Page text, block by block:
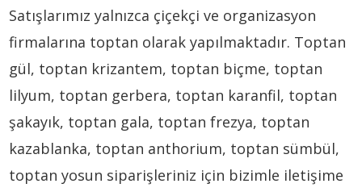
Satışlarımız yalnızca çiçekçi ve organizasyon
firmalarına toptan olarak yapılmaktadır. Toptan
gül, toptan krizantem, toptan biçme, toptan
lilyum, toptan gerbera, toptan karanfil, toptan
şakayık, toptan gala, toptan frezya, toptan
kazablanka, toptan anthorium, toptan sümbül,
toptan yosun siparişleriniz için bizimle iletişime